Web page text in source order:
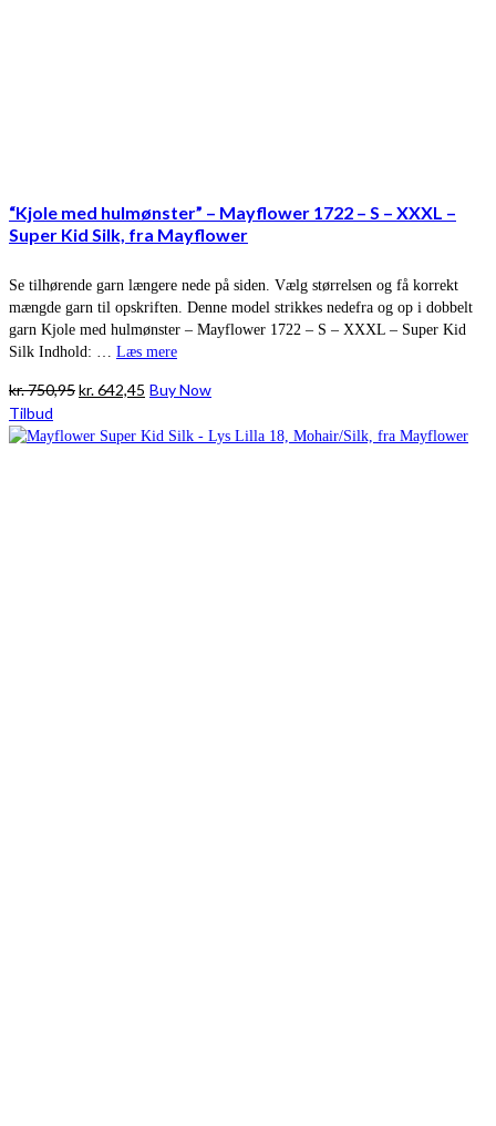
“Kjole med hulmønster” – Mayflower 1722 – S – XXXL –
Super Kid Silk, fra Mayflower
Se tilhørende garn længere nede på siden. Vælg størrelsen og få korrekt
mængde garn til opskriften. Denne model strikkes nedefra og op i dobbelt
garn Kjole med hulmønster – Mayflower 1722 – S – XXXL – Super Kid
Silk Indhold: … Læs mere
kr.750,95Den
pris
kr.642,45 Den
pris
Buy Now
Tilbud